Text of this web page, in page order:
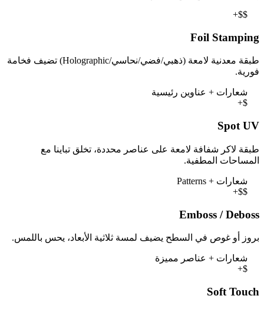
+$$
Foil Stamping
طبقة معدنية لامعة (ذهبي/فضي/نحاسي/Holographic) تضيف فخامة
فورية.
شعارات + عناوين رئيسية
+$
Spot UV
طبقة لاكر شفافة لامعة على عناصر محددة، تخلق تباينا مع
المساحات المطفية.
شعارات + Patterns
+$$
Emboss / Deboss
بروز أو غوص في السطح يضيف لمسة ثلاثية الأبعاد، يحس باللمس.
شعارات + عناصر مميزة
+$
Soft Touch